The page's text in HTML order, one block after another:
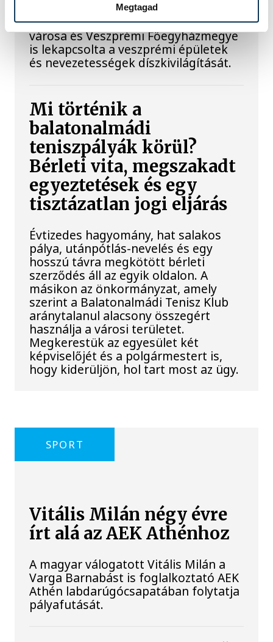
Megtagad
A kormány energiatakarékossági
felhívásához csatlakozva Veszprém
városa és Veszprémi Főegyházmegye
is lekapcsolta a veszprémi épületek
és nevezetességek díszkivilágítását.
Mi történik a
balatonalmádi
teniszpályák körül?
Bérleti vita, megszakadt
egyeztetések és egy
tisztázatlan jogi eljárás
Évtizedes hagyomány, hat salakos
pálya, utánpótlás-nevelés és egy
hosszú távra megkötött bérleti
szerződés áll az egyik oldalon. A
másikon az önkormányzat, amely
szerint a Balatonalmádi Tenisz Klub
aránytalanul alacsony összegért
használja a városi területet.
Megkerestük az egyesület két
képviselőjét és a polgármestert is,
hogy kiderüljön, hol tart most az ügy.
SPORT
Vitális Milán négy évre
írt alá az AEK Athénhoz
A magyar válogatott Vitális Milán a
Varga Barnabást is foglalkoztató AEK
Athén labdarúgócsapatában folytatja
pályafutását.